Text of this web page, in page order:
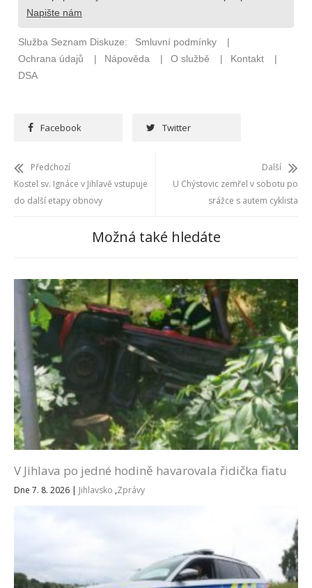
Facebook Twitter
Předchozí
Kostel sv. Ignáce v Jihlavě vstupuje
do další etapy obnovy
Další
U Chýstovic zemřel v sobotu po
srážce s autem cyklista
Možná také hledáte
V Jihlava po jedné hodině havarovala řidička fiatu
Dne 7. 8. 2026 | Jihlavsko ,Zprávy